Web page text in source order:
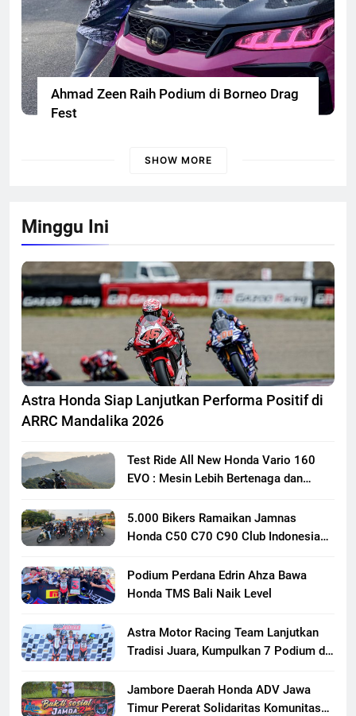
Ahmad Zeen Raih Podium di Borneo Drag
Fest
SHOW MORE
Minggu Ini
Astra Honda Siap Lanjutkan Performa Positif di
ARRC Mandalika 2026
Test Ride All New Honda Vario 160
EVO : Mesin Lebih Bertenaga dan
5.000 Bikers Ramaikan Jamnas
Honda C50 C70 C90 Club Indonesia
Persaudaraan Pecinta Motor Klasik
Honda
Podium Perdana Edrin Ahza Bawa
Honda TMS Bali Naik Level
Astra Motor Racing Team Lanjutkan
Tradisi Juara, Kumpulkan 7 Podium di
Jambore Daerah Honda ADV Jawa
Timur Pererat Solidaritas Komunitas